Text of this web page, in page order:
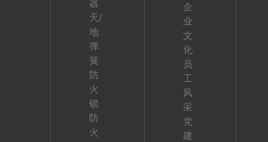
器
天/
地
弹
簧
防
火
锁
防
火
企
业
文
化
员
工
风
采
党
建